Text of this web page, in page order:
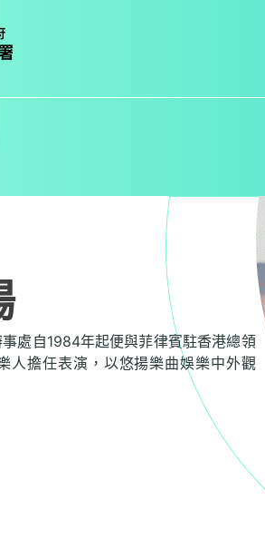
處自1984年起便與菲律賓駐香港總領
人擔任表演，以悠揚樂曲娛樂中外觀